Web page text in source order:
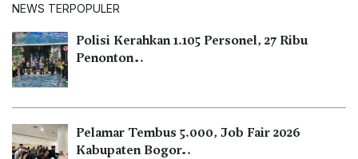
NEWS TERPOPULER
Polisi Kerahkan 1.105 Personel, 27 Ribu
Penonton…
Pelamar Tembus 5.000, Job Fair 2026
Kabupaten Bogor…